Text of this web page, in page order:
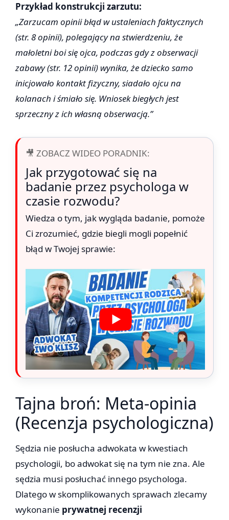
Przykład konstrukcji zarzutu:
„Zarzucam opinii błąd w ustaleniach faktycznych
(str. 8 opinii), polegający na stwierdzeniu, że
małoletni boi się ojca, podczas gdy z obserwacji
zabawy (str. 12 opinii) wynika, że dziecko samo
inicjowało kontakt fizyczny, siadało ojcu na
kolanach i śmiało się. Wniosek biegłych jest
sprzeczny z ich własną obserwacją.”
🎥 ZOBACZ WIDEO PORADNIK:
Jak przygotować się na
badanie przez psychologa w
czasie rozwodu?
Wiedza o tym, jak wygląda badanie, pomoże
Ci zrozumieć, gdzie biegli mogli popełnić
błąd w Twojej sprawie:
Tajna broń: Meta-opinia
(Recenzja psychologiczna)
Sędzia nie posłucha adwokata w kwestiach
psychologii, bo adwokat się na tym nie zna. Ale
sędzia musi posłuchać innego psychologa.
Dlatego w skomplikowanych sprawach zlecamy
wykonanie prywatnej recenzji